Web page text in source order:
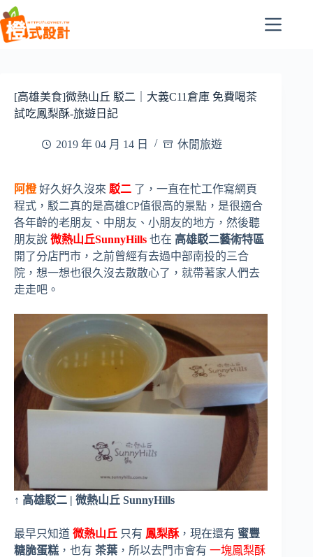
跳
至
主
[高雄美食]微熱山丘 駁二｜大義C11倉庫 免費喝茶
試吃鳳梨酥-旅遊日記
2019 年 04 月 14 日 休閒旅遊
阿橙好久好久沒來 駁二 了，一直在忙工作寫網頁
程式，駁二真的是高雄CP值很高的景點，是很適合
各年齡的老朋友、中朋友、小朋友的地方，然後聽
朋友說 微熱山丘SunnyHills 也在 高雄駁二藝術特區
開了分店門市，之前曾經有去過中部南投的三合
院，想一想也很久沒去散散心了，就帶著家人們去
走走吧。
↑ 高雄駁二 | 微熱山丘 SunnyHills
最早只知道 微熱山丘 只有 鳳梨酥，現在還有 蜜豐
糖脆蛋糕 ，也有 茶葉 ，所以去門市會有 一塊鳳梨酥